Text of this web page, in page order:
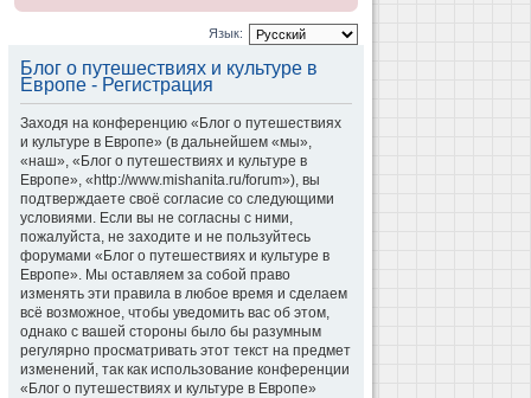
Язык:
Блог о путешествиях и культуре в
Европе - Регистрация
Заходя на конференцию «Блог о путешествиях
и культуре в Европе» (в дальнейшем «мы»,
«наш», «Блог о путешествиях и культуре в
Европе», «http://www.mishanita.ru/forum»), вы
подтверждаете своё согласие со следующими
условиями. Если вы не согласны с ними,
пожалуйста, не заходите и не пользуйтесь
форумами «Блог о путешествиях и культуре в
Европе». Мы оставляем за собой право
изменять эти правила в любое время и сделаем
всё возможное, чтобы уведомить вас об этом,
однако с вашей стороны было бы разумным
регулярно просматривать этот текст на предмет
изменений, так как использование конференции
«Блог о путешествиях и культуре в Европе»